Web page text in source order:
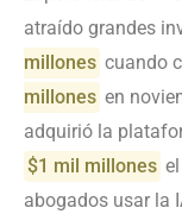
atraído grandes
millones cuando
millones en
adquirió la
$1 mil millones
abogados usar la